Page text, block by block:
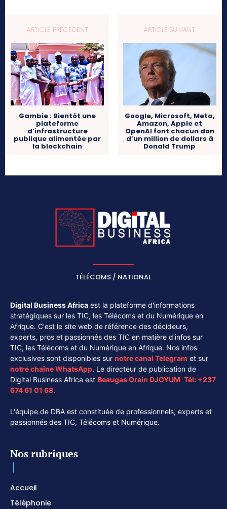
ARTICLE PRÉCÉDENT
Gambie : Bientôt une
plateforme
d’infrastructure
publique alimentée par
la blockchain
ARTICLE SUIVANT
Google, Microsoft, Meta,
Amazon, Apple et
OpenAI font chacun don
d’un million de dollars à
Donald Trump
TÉLÉCOMS / NATIONAL
Digital Business Africa est la plateforme d'informations
stratégiques sur les TIC, les Télécoms et du Numérique en
Afrique. C'est le site web de référence des décideurs,
experts, pros et passionnés des TIC en matière d'infos sur
TIC, les Télécoms et du Numérique en Afrique. Nos infos
exclusives sont disponibles sur notre canal Telegram et sur
notre chaîneWhatsApp. Le directeur de publication de
Digital Business Africa est Beaugas Orain DJOYUM. Tél: +237
674 61 01 68.
L'équipe de DBA est constituée de professionnels, experts et
passionnés des TIC, Télécoms et Numérique.
Nos rubriques
Accueil
Téléphonie